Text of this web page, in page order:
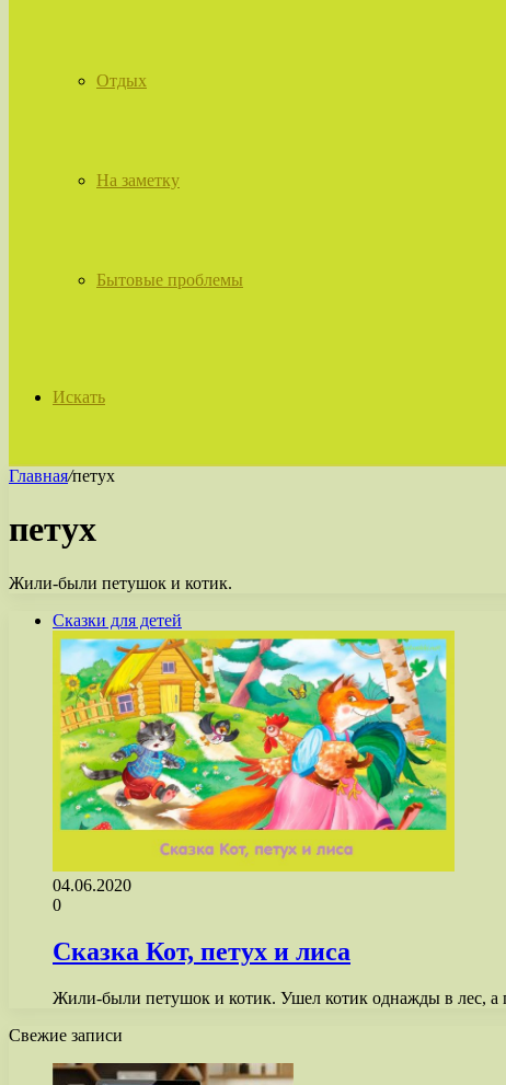
Отдых
На заметку
Бытовые проблемы
Искать
Главная/петух
петух
Жили-были петушок и котик.
Сказки для детей
04.06.2020
0
Сказка Кот, петух и лиса
Жили-были петушок и котик. Ушел котик однажды в лес,
Свежие записи